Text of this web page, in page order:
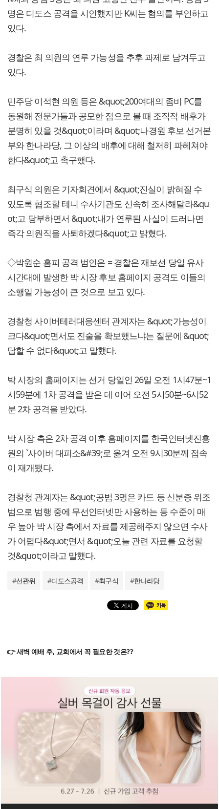
명은 디도스 공격을 시인했지만 K씨는 혐의를 부인하고
있다.
경찰은 최 의원의 연루 가능성을 추후 과제로 남겨두고
있다.
민주당 이석현 의원 등은 &quot;200여대의 좀비 PC를
동원해 전문가들과 공모한 점으로 볼 때 조직적 배후가
분명히 있을 것&quot;이라며 &quot;나경원 후보 선거본
부와 한나라당, 그 이상의 배후에 대해 철저히 파헤쳐야
한다&quot;고 촉구했다.
최구식 의원은 기자회견에서 &quot;진실이 밝혀질 수
있도록 협조할 테니 수사기관도 신속히 조사해달라&qu
ot;고 당부하면서 &quot;내가 연루된 사실이 드러나면
즉각 의원직을 사퇴하겠다&quot;고 밝혔다.
◇박원순 홈피 공격 범인은 = 경찰은 재보선 당일 유사
시간대에 발생한 박 시장 후보 홈페이지 공격도 이들의
소행일 가능성이 큰 것으로 보고 있다.
경찰청 사이버테러대응센터 관계자는 &quot;가능성이
크다&quot;면서도 진술을 확보했느냐는 질문에 &quot;
답할 수 없다&quot;고 말했다.
박 시장의 홈페이지는 선거 당일인 26일 오전 1시47분~1
시59분에 1차 공격을 받은 데 이어 오전 5시50분~6시52
분 2차 공격을 받았다.
박 시장 측은 2차 공격 이후 홈페이지를 한국인터넷진흥
원의 `사이버 대피소&#39;로 옮겨 오전 9시30분께 접속
이 재개됐다.
경찰청 관계자는 &quot;공범 3명은 카드 등 신분증 위조
범으로 범행 중에 무선인터넷만 사용하는 등 수준이 매
우 높아 박 시장 측에서 자료를 제공해주지 않으면 수사
가 어렵다&quot;면서 &quot;오늘 관련 자료를 요청할
것&quot;이라고 말했다.
#선관위 #디도스공격 #최구식 #한나라당
👉 새벽 예배 후, 교회에서 꼭 필요한 것은??